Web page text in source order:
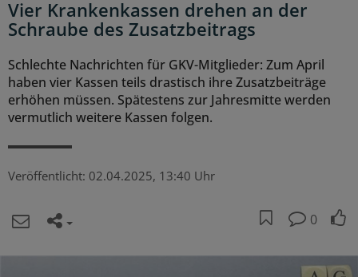
Vier Krankenkassen drehen an der
Schraube des Zusatzbeitrags
Schlechte Nachrichten für GKV-Mitglieder: Zum April
haben vier Kassen teils drastisch ihre Zusatzbeiträge
erhöhen müssen. Spätestens zur Jahresmitte werden
vermutlich weitere Kassen folgen.
Veröffentlicht: 02.04.2025, 13:40 Uhr
0